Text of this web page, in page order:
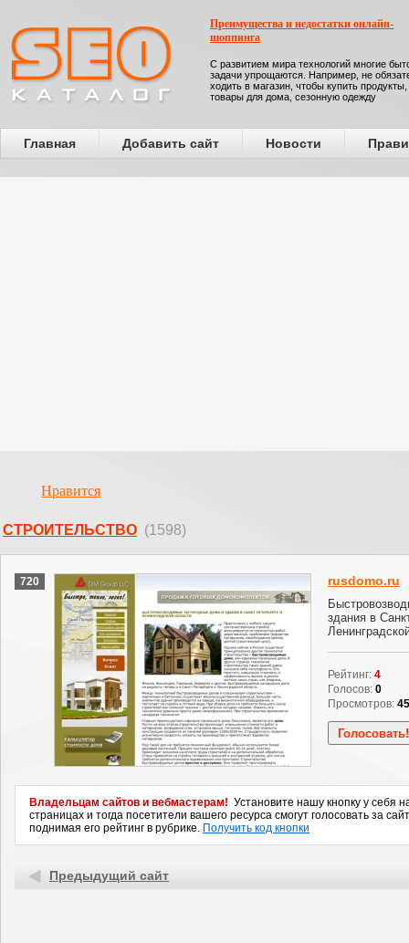
Преимущества и недостатки онлайн-
шоппинга
С развитием мира технологий многие
задачи упрощаются. Например, не
ходить в магазин, чтобы купить продукты,
товары для дома, сезонную одежду
Главная Добавить сайт Новости
Нравится
СТРОИТЕЛЬСТВО (1598)
720 rusdomo.ru
здания в
Рейтинг: 4
Голосов: 0
Просмотров:
Владельцам сайтов и вебмастерам! Установите нашу кнопку у себя
страницах и тогда посетители вашего ресурса смогут голосовать за
поднимая его рейтинг в рубрике. Получить код кнопки
Предыдущий сайт